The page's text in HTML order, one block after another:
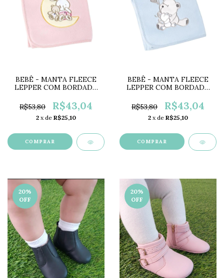
BEBÊ - MANTA FLEECE
LEPPER COM BORDADO
R$53,80
R$43,04
2 x de R$25,10
COMPRAR
BEBÊ - MANTA FLEECE
LEPPER COM BORDADO
R$53,80
R$43,04
2 x de R$25,10
COMPRAR
20%
OFF
20%
OFF